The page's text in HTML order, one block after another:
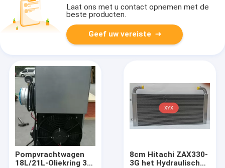
Laat ons met u contact opnemen met de
beste producten.
Geef uw vereiste
Pompvrachtwagen
18L/21L-Oliekring 3
8cm Hitachi ZAX330-
3G het Hydraulische